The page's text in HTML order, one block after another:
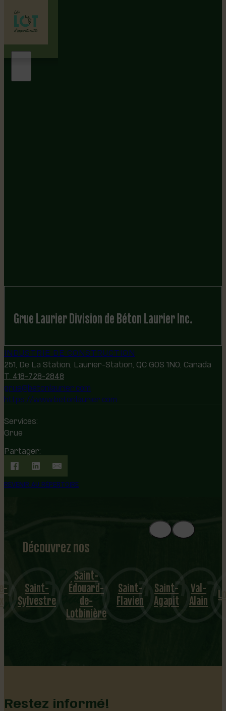
Grue Laurier Division de Béton Laurier Inc.
INDUSTRIE DE CONSTRUCTION
251, De La Station, Laurier-Station, QC G0S 1N0, Canada
T. 418-728-2848
grue@betonlaurier.com
https://www.betonlaurier.com
Services:
Grue
Partager:
REVENIR AU RÉPERTOIRE
Découvrez nos
1
8
mu
nicipalités
Saint-
Sylvestre
Saint-
Édouard-
de-
Lotbinière
Saint-
Flavien
Saint-
Agapit
Val-
Alain
Restez informé!